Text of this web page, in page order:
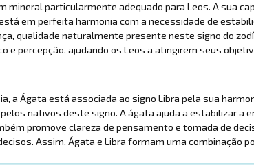
mineral particularmente adequado para Leos. A sua
em perfeita harmonia com a necessidade de
qualidade naturalmente presente neste signo do
e percepção, ajudando os Leos a atingirem seus
a Ágata está associada ao signo Libra pela sua
nativos deste signo. A ágata ajuda a estabilizar a
promove clareza de pensamento e tomada de
Assim, Ágata e Libra formam uma combinação